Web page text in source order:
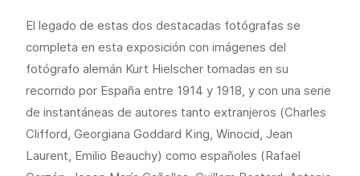
El legado de estas dos destacadas fotógrafas se
completa en esta exposición con imágenes del
fotógrafo alemán Kurt Hielscher tomadas en su
recorrido por España entre 1914 y 1918, y con una serie
de instantáneas de autores tanto extranjeros (Charles
Clifford, Georgiana Goddard King, Winocid, Jean
Laurent, Emilio Beauchy) como españoles (Rafael